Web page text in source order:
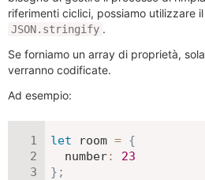
riferimenti ciclici, possiamo utilizzare
JSON.stringify .
Se forniamo un array di proprietà,
verranno codificate.
Ad esempio:
let room = {
number:
23
} ;